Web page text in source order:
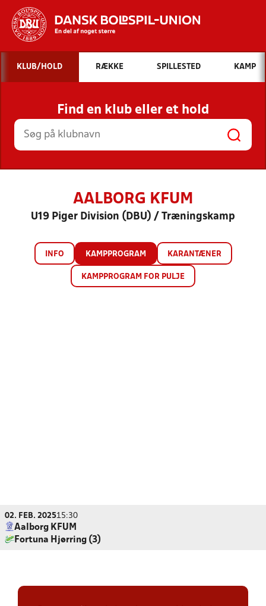
Hvad vil du søge efter?
INDHOLD OG NYHEDER
STILLINGER, RESULTATER, KLUBBER OG
HOLD
KLUB/HOLD RÆKKE SPILLESTED KAMP
Find en klub eller et hold
AALBORG KFUM
U19 Piger Division (DBU) / Træningskamp
INFO KAMPPROGRAM KARANTÆNER
KAMPPROGRAM FOR PULJE
02. FEB. 202515:30
Aalborg KFUM
Fortuna Hjørring (3)